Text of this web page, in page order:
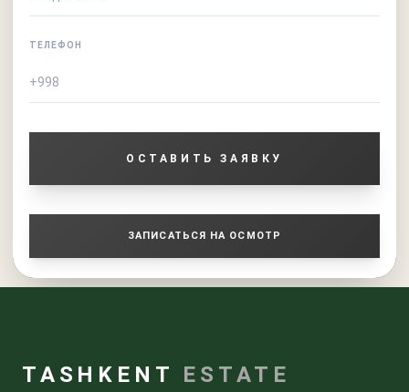
ТЕЛЕФОН
ОСТАВИТЬ ЗАЯВКУ
ЗАПИСАТЬСЯ НА ОСМОТР
TASHKENT ESTATE